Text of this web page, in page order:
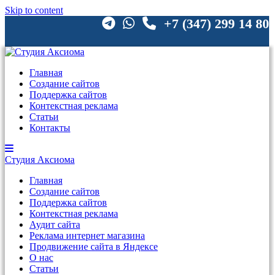
Skip to content
+7 (347) 299 14 80
Главная
Создание сайтов
Поддержка сайтов
Контекстная реклама
Статьи
Контакты
Студия Аксиома
Главная
Создание сайтов
Поддержка сайтов
Контекстная реклама
Аудит сайта
Реклама интернет магазина
Продвижение сайта в Яндексе
О нас
Статьи